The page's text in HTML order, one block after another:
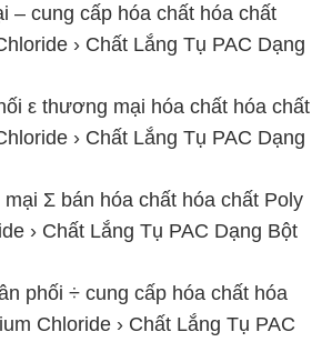
– cung cấp hóa chất hóa chất
› Chất Lắng Tụ PAC Dạng
ε thương mại hóa chất hóa chất
› Chất Lắng Tụ PAC Dạng
Σ bán hóa chất hóa chất Poly
› Chất Lắng Tụ PAC Dạng Bột
phối ÷ cung cấp hóa chất hóa
Chloride › Chất Lắng Tụ PAC